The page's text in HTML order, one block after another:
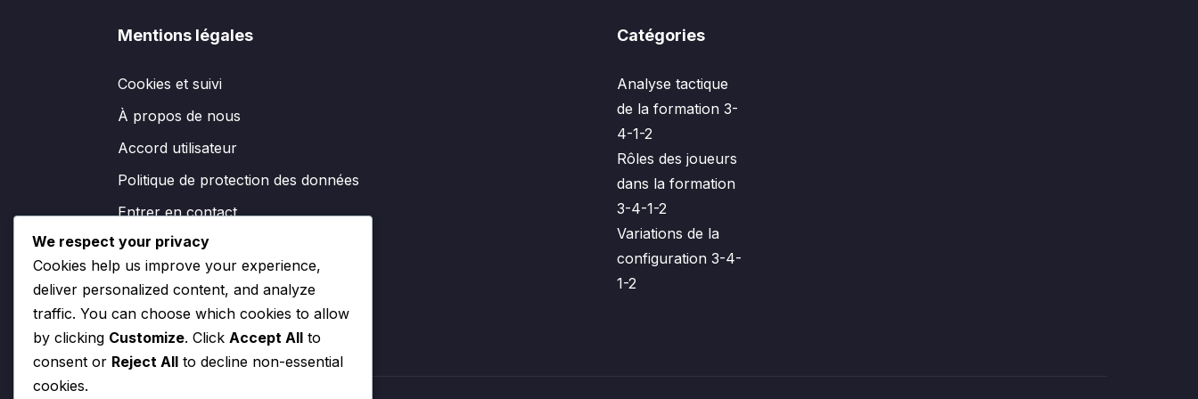
Mentions légales
Cookies et suivi
À propos de nous
Accord utilisateur
Politique de protection des données
Entrer en contact
Catégories
Analyse tactique
de la formation 3-
4-1-2
Rôles des joueurs
dans la formation
3-4-1-2
Variations de la
configuration 3-4-
1-2
We respect your privacy
Cookies help us improve your experience,
deliver personalized content, and analyze
traffic. You can choose which cookies to allow
by clicking Customize. Click Accept All to
consent or Reject All to decline non-essential
cookies.